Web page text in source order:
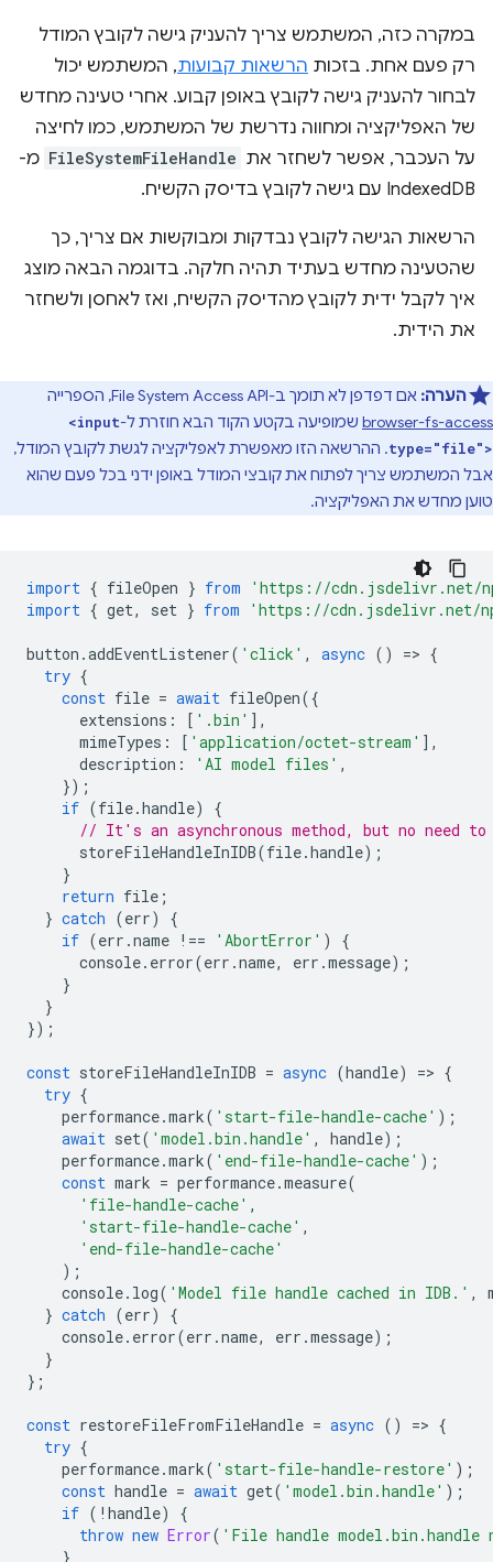
במקרה כזה, המשתמש צריך להעניק גישה לקובץ המודל
רק פעם אחת. בזכות הרשאות קבועות, המשתמש יכול
לבחור להעניק גישה לקובץ באופן קבוע. אחרי טעינה מחדש
של האפליקציה ומחווה נדרשת של המשתמש, כמו לחיצה
על העכבר, אפשר לשחזר את FileSystemFileHandle מ-
IndexedDB עם גישה לקובץ בדיסק הקשיח.
הרשאות הגישה לקובץ נבדקות ומבוקשות אם צריך, כך
שהטעינה מחדש בעתיד תהיה חלקה. בדוגמה הבאה מוצג
איך לקבל ידית לקובץ מהדיסק הקשיח, ואז לאחסן ולשחזר
את הידית.
הערה: אם דפדפן לא תומך ב-File System Access API, הספרייה
browser-fs-access שמופיעה בקטע הקוד הבא חוזרת ל-<input
type="file">. ההרשאה הזו מאפשרת לאפליקציה לגשת לקובץ המודל,
אבל המשתמש צריך לפתוח את קובצי המודל באופן ידני בכל פעם שהוא
טוען מחדש את האפליקציה.
import { fileOpen } from
'https://cdn.jsdelivr.net/
import { get, set } from 'https://cdn.jsdelivr.net/
button .addEventListener( 'click' , async () => {
try {
const file = await fileOpen({
extensions : [ '.bin' ],
mimeTypes : [ 'application/octet-stream' ],
description : 'AI model files' ,
});
if (file.handle)
{
// It's an asynchronous method, but no need
storeFileHandleInIDB(file.handle);
}
return file ;
} catch (err)
{
if (err .name !== 'AbortError' )
{
console. error(err .name, err .message);
}
}
});
const storeFileHandleInIDB = async (handle) => {
try {
performance.mark( 'start-file-handle-cache' );
await set( 'model.bin.handle' , handle);
performance.mark( 'end-file-handle-cache' );
const mark = performance.measure(
'file-handle-cache' ,
'start-file-handle-cache' ,
'end-file-handle-cache'
);
console. log( 'Model file handle cached in IDB.' ,
} catch (err)
{
console. error(err .name, err .message);
}
};
const restoreFileFromFileHandle = async () => {
try {
performance.mark( 'start-file-handle-restore' );
const handle = await get( 'model.bin.handle' );
if ( ! handle)
{
throw new Error( 'File handle
}